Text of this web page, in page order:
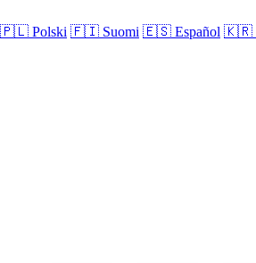
🇵🇱 Polski 🇫🇮 Suomi 🇪🇸 Español 🇰🇷